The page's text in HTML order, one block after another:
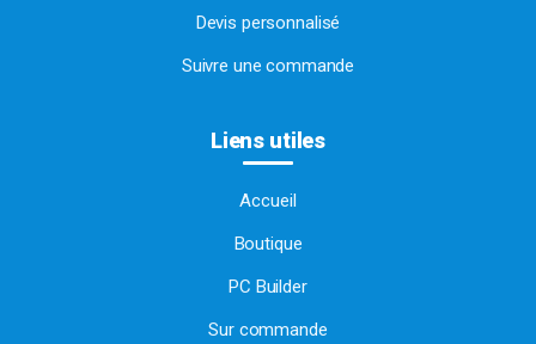
Devis personnalisé
Suivre une commande
Liens utiles
Accueil
Boutique
PC Builder
Sur commande